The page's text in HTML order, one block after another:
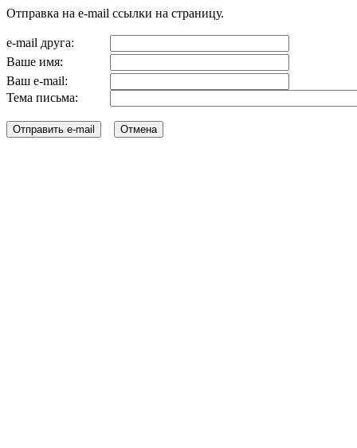
Отправка на e-mail ссылки на страницу.
e-mail друга:
Ваше имя:
Ваш e-mail:
Тема письма: